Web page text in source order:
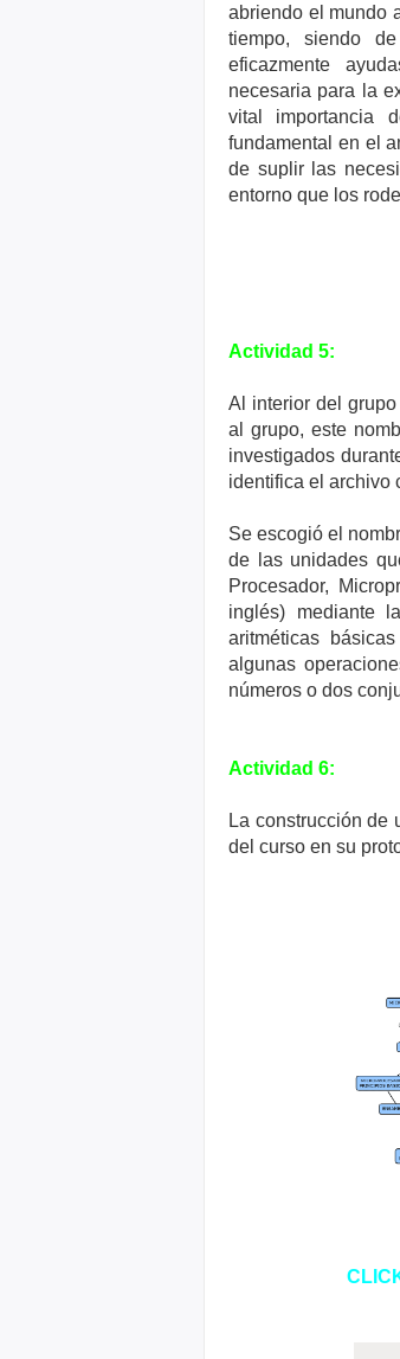
abriendo el mundo
tiempo, siendo
eficazmente
necesaria para la
vital importancia
fundamental en el
de suplir las
entorno que los
Actividad 5:
Al interior del
al grupo, este
investigados
identifica el archivo
Se escogió el
de las unidades
Procesador,
inglés) mediante
aritméticas
algunas
números o dos
Actividad 6:
La construcción de
del curso en su